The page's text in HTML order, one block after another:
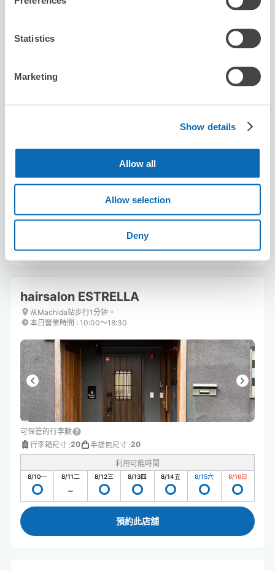
Statistics
Marketing
Show details
Allow all
Allow selection
Deny
本日營業時間
可保管的行李數
手提包尺寸:3
利用可能時間
預約此店舖
hairsalon ESTRELLA
从Machida站步行1分钟。
本日營業時間 : 10:00〜18:30
可保管的行李數
行李箱尺寸 :20 手提包尺寸 :20
利用可能時間
8/10一 8/11二 8/12三 8/13四 8/14五 8/15六 8/16日
預約此店舖